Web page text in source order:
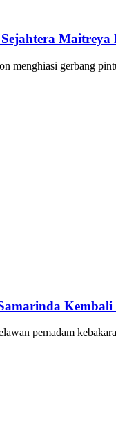
menghiasi gerbang
pemadam